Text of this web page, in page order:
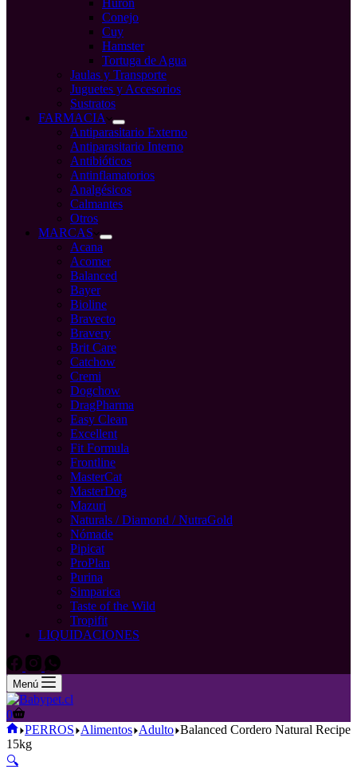
Hurón
Conejo
Cuy
Hamster
Tortuga de Agua
Jaulas y Transporte
Juguetes y Accesorios
Sustratos
FARMACIA
Antiparasitario Externo
Antiparasitario Interno
Antibióticos
Antinflamatorios
Analgésicos
Calmantes
Otros
MARCAS
Acana
Acomer
Balanced
Bayer
Bioline
Bravecto
Bravery
Brit Care
Catchow
Cremi
Dogchow
DragPharma
Easy Clean
Excellent
Fit Formula
Frontline
MasterCat
MasterDog
Mazuri
Naturals / Diamond / NutraGold
Nómade
Pipicat
ProPlan
Purina
Simparica
Taste of the Wild
Tropifit
LIQUIDACIONES
Menú
Carro
de
compra
0
Inicio
PERROS Alimentos Adulto Balanced Cordero Natural Recipe
15kg
🔍